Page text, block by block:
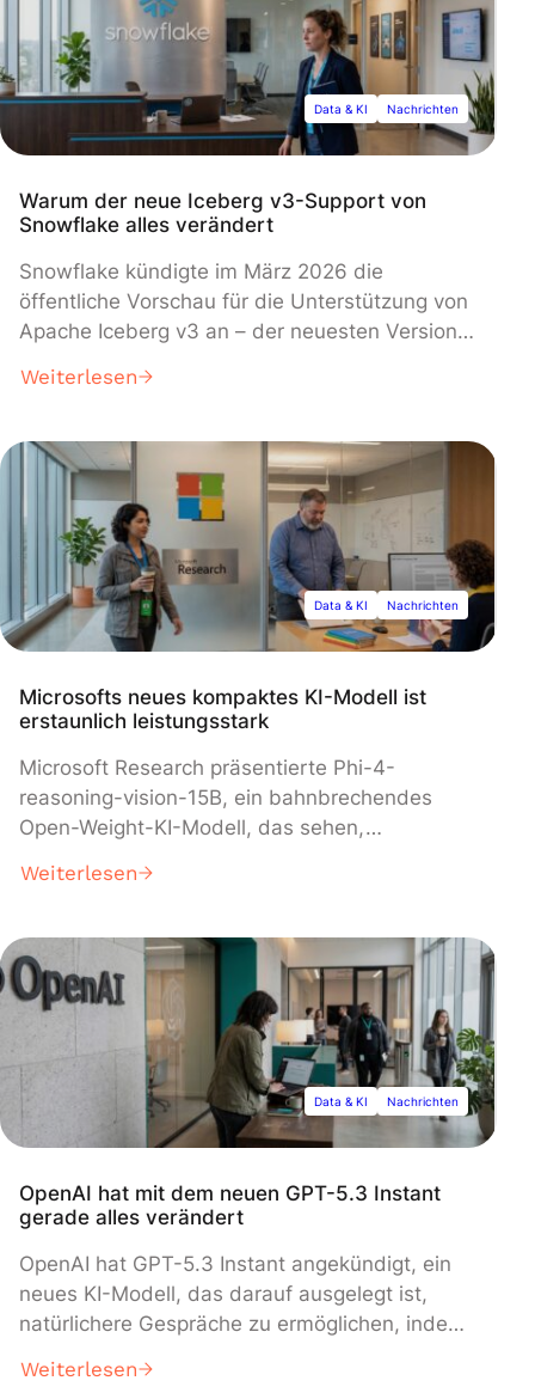
Unternehmenskunden liefern, die KI-Systeme
einsetzen. Die Übernahme steht noch unter
dem Vorbehalt behördlicher Genehmigung.
Data & KI Nachrichten
Warum der neue Iceberg v3-Support von
Snowflake alles verändert
Snowflake kündigte im März 2026 die
öffentliche Vorschau für die Unterstützung von
Apache Iceberg v3 an – der neuesten Version
plattformübergreifende Dateninteroperabilität
Schlüsselfunktionen ein, darunter row-level
deletes, Clustering für verwaltete Tabellen und
einen neuen Variant data type für
semistrukturierte Daten, was eine signifikante
Erweiterung von Snowflakes offenen Data-
Lakehouse-Fähigkeiten darstellt.
Weiterlesen
Data & KI Nachrichten
Microsofts neues kompaktes KI-Modell ist
erstaunlich leistungsstark
Microsoft Research präsentierte Phi-4-
reasoning-vision-15B, ein bahnbrechendes
Open-Weight-KI-Modell, das sehen,
kann, mit lediglich 15 Milliarden Parametern,
Systeme. Das am 4. März 2026 veröffentlichte
multimodale Modell wechselt dynamisch
zwischen schneller visueller Erkennung und
mehrstufigem Denken und erzielt starke
Leistungen in Mathematik, Wissenschaft und
Benutzeroberflächenverständnis, während es
deutlich weniger Rechenleistung benötigt als
größere Rivalen.
Weiterlesen
Data & KI Nachrichten
OpenAI hat mit dem neuen GPT-5.3 Instant
gerade alles verändert
OpenAI hat GPT-5.3 Instant angekündigt, ein
neues KI-Modell, das darauf ausgelegt ist,
natürlichere Gespräche zu ermöglichen, indem
Antworten auf Benutzeranfragen bietet. Das
Weiterlesen